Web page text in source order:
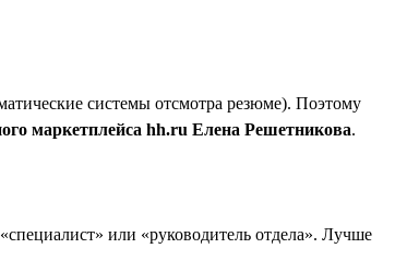
системы отсмотра резюме). Поэтому
маркетплейса hh.ru Елена Решетникова.
или «руководитель отдела». Лучше